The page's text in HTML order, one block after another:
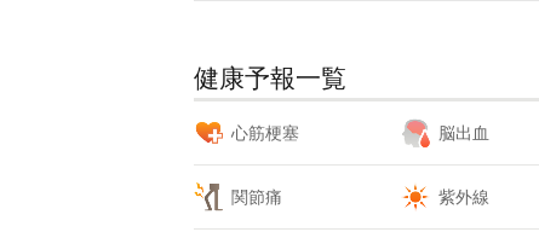
健康予報一覧
心筋梗塞 脳出血
関節痛 紫外線